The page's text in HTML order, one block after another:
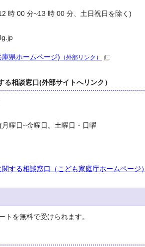
時 00 分~13 時 00 分、土日祝日を除く)
県ホームページ) （外部リンク）
相談窓口(外部サイトへリンク）
曜日~金曜日。土曜日・日曜
する相談窓口（こども家庭庁ホームページ）
を無料で受けられます。